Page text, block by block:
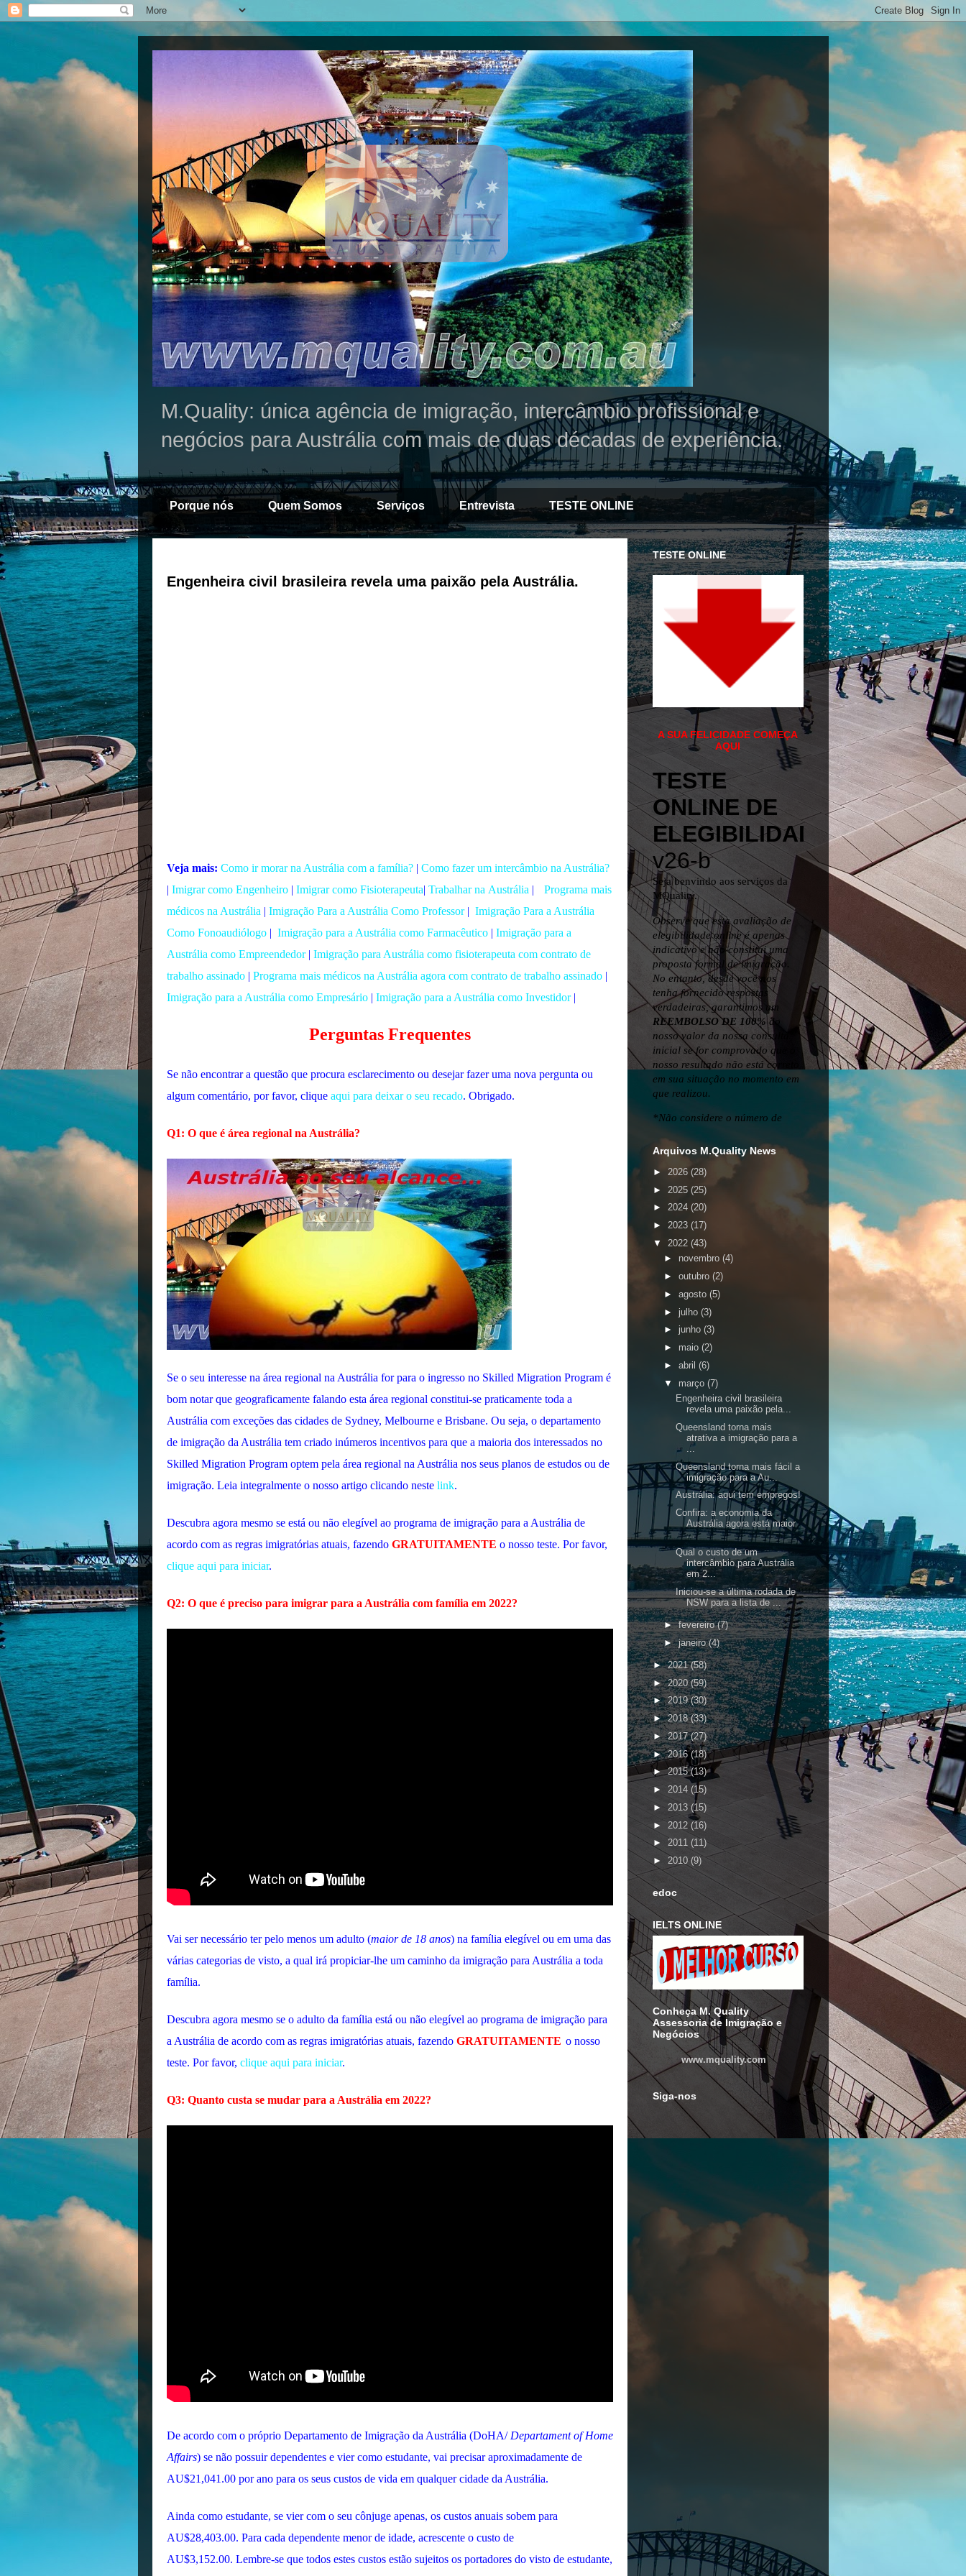
M.Quality: única agência de imigração, intercâmbio profissional e
negócios para Austrália com mais de duas décadas de experiência.
Porque nós Quem Somos Serviços Entrevista TESTE ONLINE
Engenheira civil brasileira revela uma paixão pela Austrália.
Veja mais: Como ir morar na Austrália com a família?| Como fazer um intercâmbio na Austrália?
| Imigrar como Engenheiro | Imigrar como Fisioterapeuta| Trabalhar na Austrália |
Programa mais
médicos na Austrália | Imigração Para a Austrália Como Professor| Imigração Para a Austrália
Como Fonoaudiólogo| Imigração para a Austrália como Farmacêutico| Imigração para a
Austrália como Empreendedor| Imigração para Austrália como fisioterapeuta com contrato de
trabalho assinado| Programa mais médicos na Austrália agora com contrato de trabalho assinado|
Imigração para a Austrália como Empresário| Imigração para a Austrália como Investidor|
Perguntas Frequentes
Se não encontrar a questão que procura esclarecimento ou desejar fazer uma nova pergunta ou
algum comentário, por favor, clique aqui para deixar o seu recado. Obrigado.
Q1: O que é área regional na Austrália?
Se o seu interesse na área regional na Austrália for para o ingresso no Skilled Migration Program é
bom notar que geograficamente falando esta área regional constitui-se praticamente toda a
Austrália com exceções das cidades de Sydney, Melbourne e Brisbane. Ou seja, o departamento
de imigração da Austrália tem criado inúmeros incentivos para que a maioria dos interessados no
Skilled Migration Program optem pela área regional na Austrália nos seus planos de estudos ou de
imigração. Leia integralmente o nosso artigo clicando neste link.
Descubra agora mesmo se está ou não elegível ao programa de imigração para a Austrália de
acordo com as regras imigratórias atuais, fazendo GRATUITAMENTE o nosso teste. Por favor,
clique aqui para iniciar.
Q2: O que é preciso para imigrar para a Austrália com família em 2022?
Vai ser necessário ter pelo menos um adulto (maior de 18 anos) na família elegível ou em uma das
várias categorias de visto, a qual irá propiciar-lhe um caminho da imigração para Austrália a toda
família.
Descubra agora mesmo se o adulto da família está ou não elegível ao programa de imigração para
a Austrália de acordo com as regras imigratórias atuais, fazendo GRATUITAMENTE o nosso
teste. Por favor, clique aqui para iniciar.
Q3: Quanto custa se mudar para a Austrália em 2022?
De acordo com o próprio Departamento de Imigração da Austrália (DoHA/ Departament of Home
Affairs) se não possuir dependentes e vier como estudante, vai precisar aproximadamente de
AU$21,041.00 por ano para os seus custos de vida em qualquer cidade da Austrália.
Ainda como estudante, se vier com o seu cônjuge apenas, os custos anuais sobem para
AU$28,403.00. Para cada dependente menor de idade, acrescente o custo de
AU$3,152.00. Lembre-se que todos estes custos estão sujeitos os portadores do visto de estudante,
TESTE ONLINE
A SUA FELICIDADE COMEÇA
AQUI
Arquivos M.Quality News
► 2026 (28)
► 2025 (25)
► 2024 (20)
► 2023 (17)
▼ 2022 (43)
► novembro(4)
►outubro(2)
►agosto(5)
► julho(3)
► junho(3)
► maio(2)
►abril(6)
▼ março(7)
Engenheira civil brasileira
revela uma paixão pela...
Queensland torna mais
atrativa a imigração para a
...
Queensland torna mais fácil a
imigração para a Au...
Austrália: aqui tem empregos!
Confira: a economia da
Austrália agora está maior
...
Qual o custo de um
intercâmbio para Austrália
em 2...
Iniciou-se a última rodada de
NSW para a lista de ...
►fevereiro(7)
►janeiro(4)
►2021(58)
►2020(59)
►2019(30)
►2018(33)
►2017(27)
►2016(18)
►2015(13)
► 2014 (15)
► 2013 (15)
► 2012 (16)
► 2011 (11)
► 2010(9)
edoc
IELTS ONLINE
Conheça M. Quality
Assessoria de Imigração e
Negócios
www.mquality.com
Siga-nos